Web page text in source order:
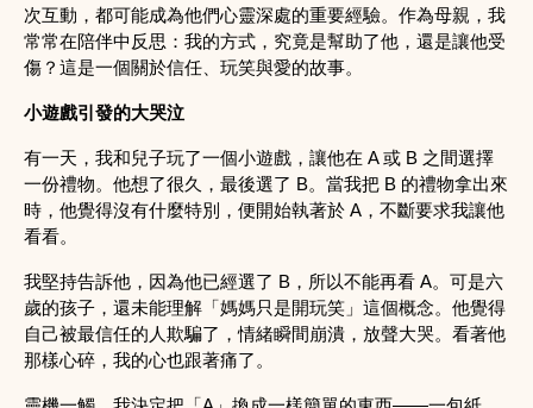
次互動，都可能成為他們心靈深處的重要經驗。作為母親，我
常常在陪伴中反思：我的方式，究竟是幫助了他，還是讓他受
傷？這是一個關於信任、玩笑與愛的故事。
小遊戲引發的大哭泣
有一天，我和兒子玩了一個小遊戲，讓他在 A 或 B 之間選擇
一份禮物。他想了很久，最後選了 B。當我把 B 的禮物拿出來
時，他覺得沒有什麼特別，便開始執著於 A，不斷要求我讓他
看看。
我堅持告訴他，因為他已經選了 B，所以不能再看 A。可是六
歲的孩子，還未能理解「媽媽只是開玩笑」這個概念。他覺得
自己被最信任的人欺騙了，情緒瞬間崩潰，放聲大哭。看著他
那樣心碎，我的心也跟著痛了。